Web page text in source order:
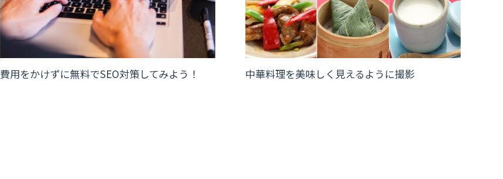
費用をかけずに無料でSEO対策してみよう！ 中華料理を美味しく見えるように撮影